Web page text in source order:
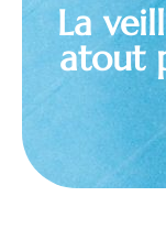
La
atout